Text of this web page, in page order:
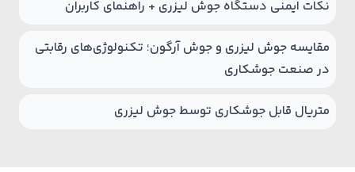
نکات ایمنی دستگاه جوش لیزری + راهنمای کاربران
مقایسه جوش لیزری و جوش آرگون؛ تکنولوژی‌های رقابتی
در صنعت جوشکاری
متریال قابل جوشکاری توسط جوش لیزری